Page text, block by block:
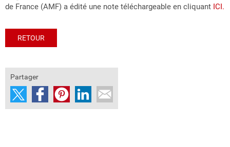
de France (AMF) a édité une note téléchargeable en cliquant ICI.
RETOUR
Partager